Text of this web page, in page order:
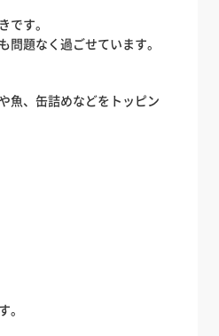
です。
問題なく過ごせています。
魚、缶詰めなどをトッピン
。